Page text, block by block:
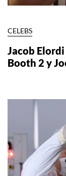
CELEBS
Jacob
Booth 2 y